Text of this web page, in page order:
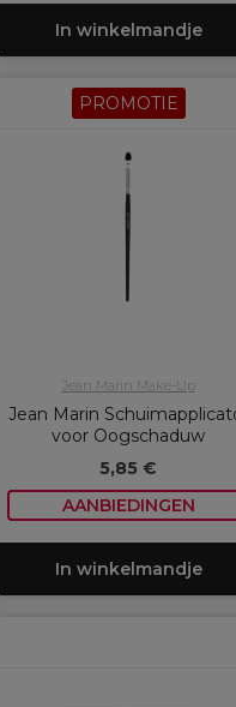
In winkelmandje
PROMOTIE
Jean Marin Make-Up
Jean Marin
voor Oogschaduw
5,85 €
AANBIEDINGEN
In winkelmandje